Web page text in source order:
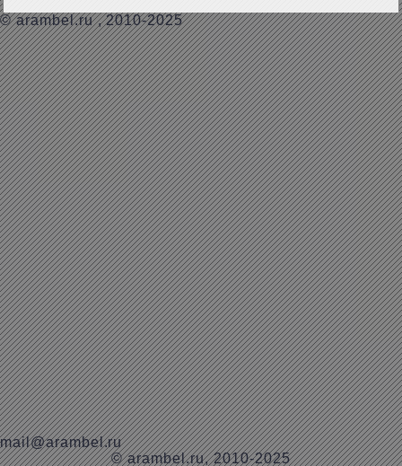
© arambel.ru, 2010-2025
mail@arambel.ru
© arambel.ru, 2010-2025